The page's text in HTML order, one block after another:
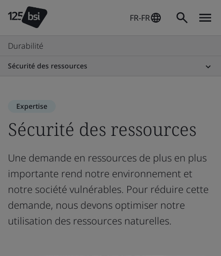
FR-FR
Durabilité
Sécurité des ressources
Expertise
Sécurité des ressources
Une demande en ressources de plus en plus
importante rend notre environnement et
notre société vulnérables. Pour réduire cette
demande, nous devons optimiser notre
utilisation des ressources naturelles.